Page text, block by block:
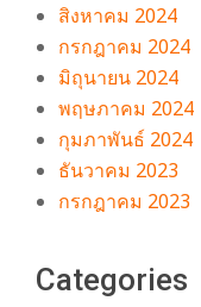
สิงหาคม 2024
กรกฎาคม 2024
มิถุนายน 2024
พฤษภาคม 2024
กุมภาพันธ์ 2024
ธันวาคม 2023
กรกฎาคม 2023
Categories